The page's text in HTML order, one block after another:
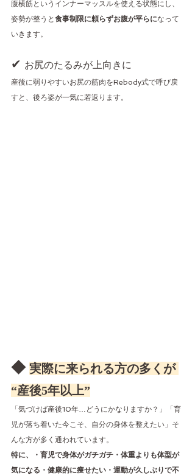
腹横筋というインナーマッスルを使える状態にし、
姿勢が整うと 食事制限に頼らずお腹が平らになって
いきます。
✔ お尻のたるみが上向きに
産後に弱りやすいお尻の筋肉をRebody式で呼び戻
すと、後ろ姿が一気に若返ります。
◆ 実際に来られる方の多くが
“産後5年以上”
「気づけば産後10年…どうにかなりますか？」「育
児が落ち着いた今こそ、自分の身体を整えたい」そ
んな方が多く通われています。
特に、・育児で身体がガチガチ・体重よりも体型が
気になる・健康的に痩せたい・運動が久しぶりで不